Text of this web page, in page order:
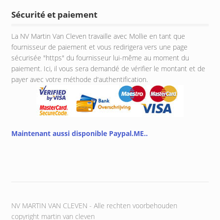
Sécurité et paiement
La NV Martin Van Cleven travaille avec Mollie en tant que
fournisseur de paiement et vous redirigera vers une page
sécurisée "https" du fournisseur lui-même au moment du
paiement. Ici, il vous sera demandé de vérifier le montant et de
payer avec votre méthode d'authentification.
Maintenant aussi disponible Paypal.ME..
NV MARTIN VAN CLEVEN - Alle rechten voorbehouden
copyright martin van cleven